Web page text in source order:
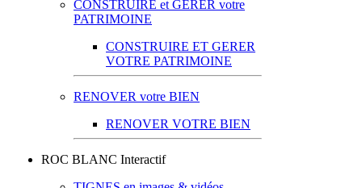
CONSTRUIRE et GERER votre
PATRIMOINE
CONSTRUIRE ET GERER
VOTRE PATRIMOINE
RENOVER votre BIEN
RENOVER VOTRE BIEN
ROC BLANC Interactif